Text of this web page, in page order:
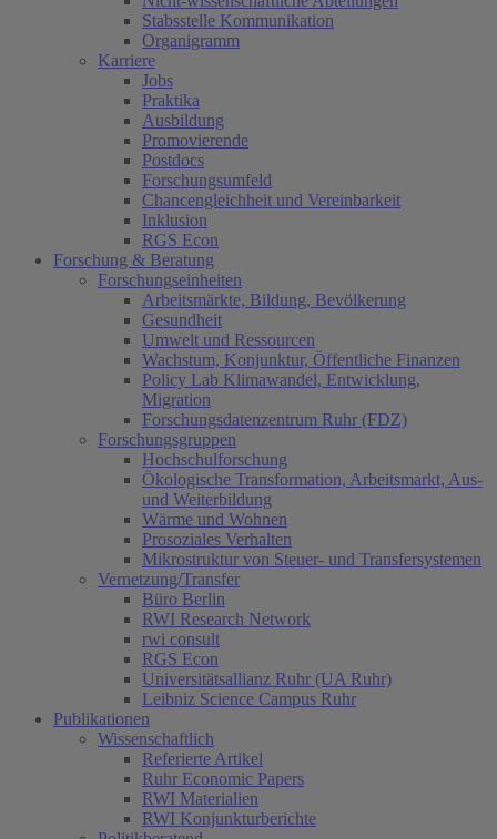
Stabsstelle Kommunikation
Organigramm
Karriere
Jobs
Praktika
Ausbildung
Promovierende
Postdocs
Forschungsumfeld
Chancengleichheit und Vereinbarkeit
Inklusion
RGS Econ
Forschung & Beratung
Forschungseinheiten
Arbeitsmärkte, Bildung, Bevölkerung
Gesundheit
Umwelt und Ressourcen
Wachstum, Konjunktur, Öffentliche Finanzen
Policy Lab Klimawandel, Entwicklung,
Migration
Forschungsdatenzentrum Ruhr (FDZ)
Forschungsgruppen
Hochschulforschung
Ökologische Transformation, Arbeitsmarkt, Aus-
und Weiterbildung
Wärme und Wohnen
Prosoziales Verhalten
Mikrostruktur von Steuer- und Transfersystemen
Vernetzung/Transfer
Büro Berlin
RWI Research Network
rwi consult
RGS Econ
Universitätsallianz Ruhr (UA Ruhr)
Leibniz Science Campus Ruhr
Publikationen
Wissenschaftlich
Referierte Artikel
Ruhr Economic Papers
RWI Materialien
RWI Konjunkturberichte